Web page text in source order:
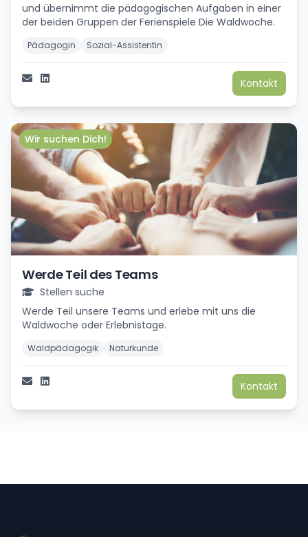
und übernimmt die pädagogischen Aufgaben in einer
der beiden Gruppen der Ferienspiele Die Waldwoche.
Pädagogin Sozial-Assistentin
Kontakt
Wir suchen Dich!
Werde Teil des Teams
Stellen suche
Werde Teil unsere Teams und erlebe mit uns die
Waldwoche oder Erlebnistage.
Waldpädagogik Naturkunde
Kontakt